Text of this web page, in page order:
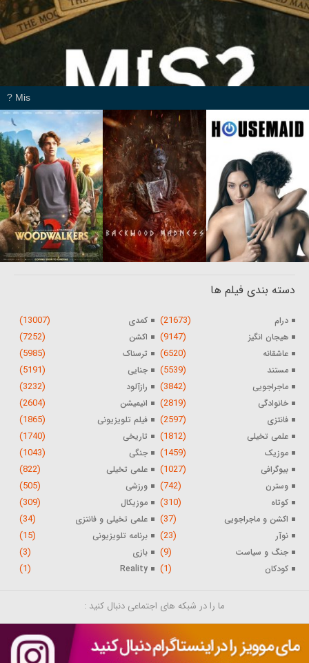
Mis ?
دسته بندی فیلم ها
درام (21673) کمدی (13007)
هیجان انگیز (9147) اکشن (7252)
عاشقانه (6520) ترسناک (5985)
مستند (5539) جنایی (5191)
ماجراجویی (3842) رازآلود (3232)
خانوادگی (2819) انیمیشن (2604)
فانتزی (2597) فیلم تلویزیونی (1865)
علمی تخیلی (1812) تاریخی (1740)
موزیک (1459) جنگی (1043)
بیوگرافی (1027) علمی تخیلی (822)
وسترن (742) ورزشی (505)
کوتاه (310) موزیکال (309)
اکشن و ماجراجویی (37) علمی تخیلی و فانتزی (34)
نوآر (23) برنامه تلویزیونی (15)
جنگ و سیاست (9) بازی (3)
کودکان (1)
Reality
(1)
ما را در شبکه های اجتماعی دنبال کنید :